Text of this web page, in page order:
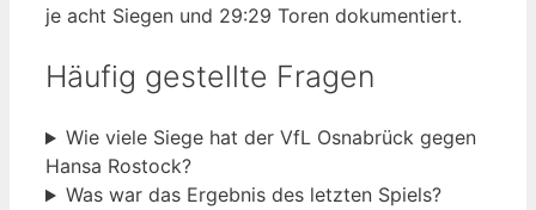
je acht Siegen und 29:29 Toren dokumentiert.
Häufig gestellte Fragen
Wie viele Siege hat der VfL Osnabrück gegen
Hansa Rostock?
Was war das Ergebnis des letzten Spiels?